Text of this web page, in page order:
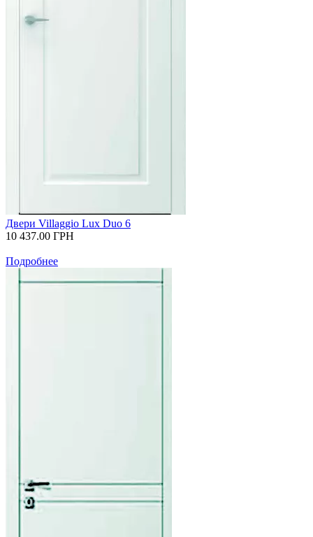
Двери Villaggio Lux Duo 6
10 437.00 ГРН
Подробнее